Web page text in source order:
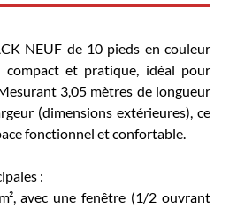
NEUF de 10 pieds en couleur
et pratique, idéal pour
3,05 mètres de longueur
(dimensions extérieures), ce
fonctionnel et confortable.
:
avec une fenêtre (1/2 ouvrant